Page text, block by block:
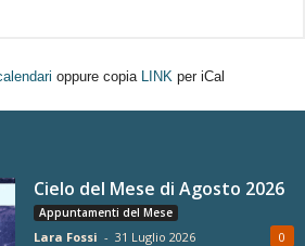
oppure copia LINK per iCal
Cielo del Mese di Agosto 2026
Appuntamenti del Mese
Lara Fossi - 31 Luglio 2026 0